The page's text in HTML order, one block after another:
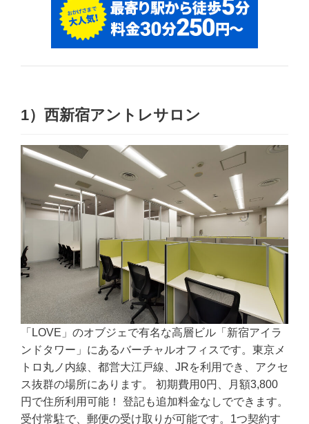
1）西新宿アントレサロン
「LOVE」のオブジェで有名な高層ビル「新宿アイラ
ンドタワー」にあるバーチャルオフィスです。東京メ
トロ丸ノ内線、都営大江戸線、JRを利用でき、アクセ
ス抜群の場所にあります。 初期費用0円、月額3,800
円で住所利用可能！ 登記も追加料金なしでできます。
受付常駐で、郵便の受け取りが可能です。1つ契約す